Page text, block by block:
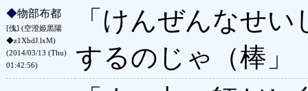
◆物部布都
[傀] (空澄姫黒陽
◆z1XhdJ.lxM)
(2014/03/13 (Thu)
01:42:56)
「けんぜんなせ
するのじゃ（棒」